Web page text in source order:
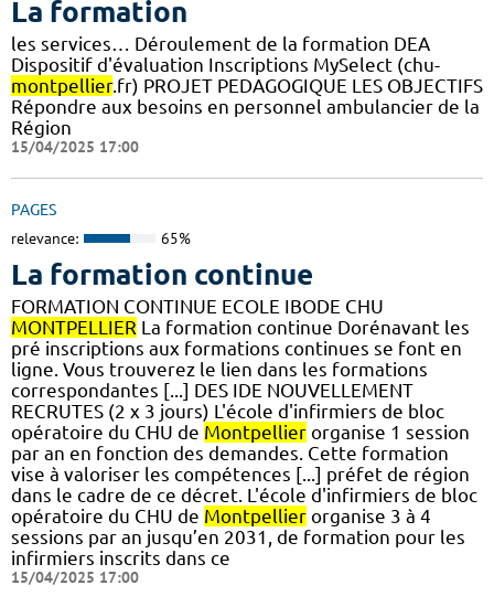
La formation
les services… Déroulement de la formation DEA
Dispositif d'évaluation Inscriptions MySelect (chu-
montpellier.fr) PROJET PEDAGOGIQUE LES OBJECTIFS
Répondre aux besoins en personnel ambulancier de la
Région
15/04/2025 17:00
PAGES
relevance: 65%
La formation continue
FORMATION CONTINUE ECOLE IBODE CHU
MONTPELLIER La formation continue Dorénavant les
pré inscriptions aux formations continues se font en
ligne. Vous trouverez le lien dans les formations
correspondantes [...] DES IDE NOUVELLEMENT
RECRUTES (2 x 3 jours) L'école d'infirmiers de bloc
opératoire du CHU de Montpellier organise 1 session
par an en fonction des demandes. Cette formation
vise à valoriser les compétences [...] préfet de région
dans le cadre de ce décret. L'école d'infirmiers de bloc
opératoire du CHU de Montpellier organise 3 à 4
sessions par an jusqu’en 2031, de formation pour les
infirmiers inscrits dans ce
15/04/2025 17:00